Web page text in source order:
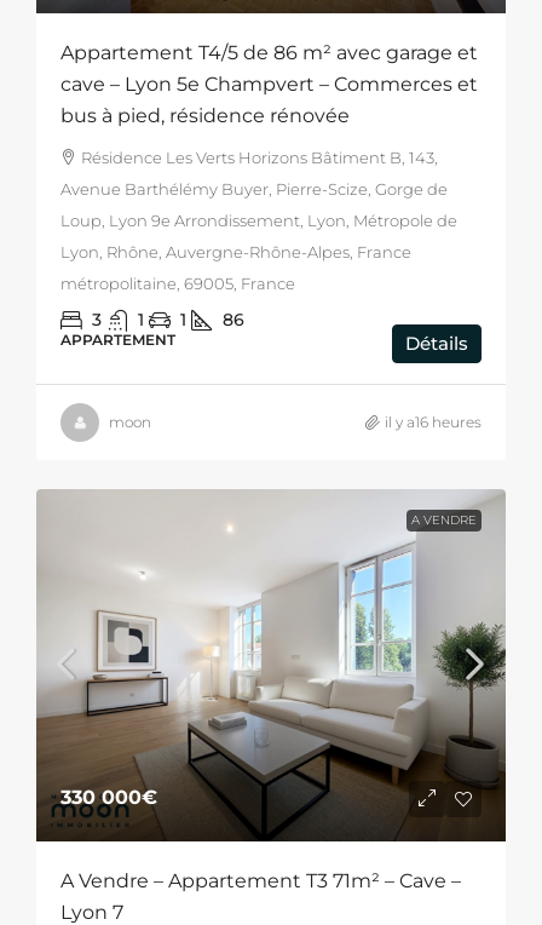
Appartement T4/5 de 86 m² avec garage et
cave – Lyon 5e Champvert – Commerces et
bus à pied, résidence rénovée
Résidence Les Verts Horizons Bâtiment B, 143,
Avenue Barthélémy Buyer, Pierre-Scize, Gorge de
Loup, Lyon 9e Arrondissement, Lyon, Métropole de
Lyon, Rhône, Auvergne-Rhône-Alpes, France
métropolitaine, 69005, France
3 1 1 86
APPARTEMENT Détails
moon il y a16 heures
A VENDRE
330 000€
A Vendre – Appartement T3 71m² – Cave –
Lyon 7